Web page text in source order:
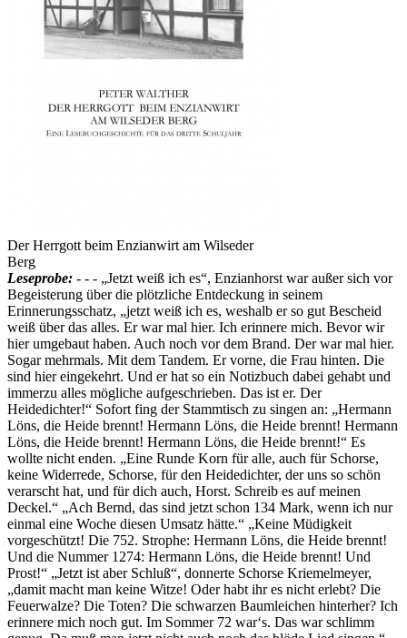
Der Herrgott beim Enzianwirt am Wilseder
Berg
Leseprobe: - - - „Jetzt weiß ich es“, Enzianhorst war außer sich vor
Begeisterung über die plötzliche Entdeckung in seinem
Erinnerungsschatz, „jetzt weiß ich es, weshalb er so gut Bescheid
weiß über das alles. Er war mal hier. Ich erinnere mich. Bevor wir
hier umgebaut haben. Auch noch vor dem Brand. Der war mal hier.
Sogar mehrmals. Mit dem Tandem. Er vorne, die Frau hinten. Die
sind hier eingekehrt. Und er hat so ein Notizbuch dabei gehabt und
immerzu alles mögliche aufgeschrieben. Das ist er. Der
Heidedichter!“ Sofort fing der Stammtisch zu singen an: „Hermann
Löns, die Heide brennt! Hermann Löns, die Heide brennt! Hermann
Löns, die Heide brennt! Hermann Löns, die Heide brennt!“ Es
wollte nicht enden. „Eine Runde Korn für alle, auch für Schorse,
keine Widerrede, Schorse, für den Heidedichter, der uns so schön
verarscht hat, und für dich auch, Horst. Schreib es auf meinen
Deckel.“ „Ach Bernd, das sind jetzt schon 134 Mark, wenn ich nur
einmal eine Woche diesen Umsatz hätte.“ „Keine Müdigkeit
vorgeschützt! Die 752. Strophe: Hermann Löns, die Heide brennt!
Und die Nummer 1274: Hermann Löns, die Heide brennt! Und
Prost!“ „Jetzt ist aber Schluß“, donnerte Schorse Kriemelmeyer,
„damit macht man keine Witze! Oder habt ihr es nicht erlebt? Die
Feuerwalze? Die Toten? Die schwarzen Baumleichen hinterher? Ich
erinnere mich noch gut. Im Sommer 72 war‘s. Das war schlimm